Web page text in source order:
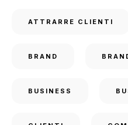
ATTRARRE CLIENTI
BRAND
BUSINESS